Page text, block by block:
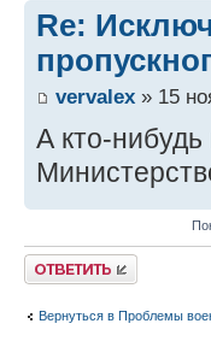
Re:
vervalex » 15
А кто-
Ответить
Вернуться в Проблемы